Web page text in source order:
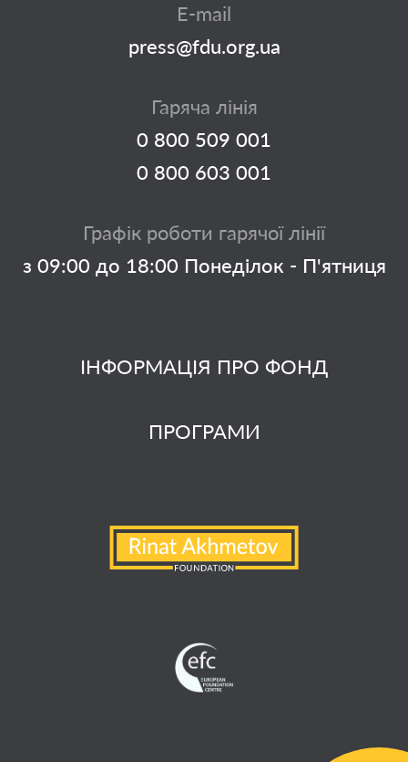
ІНФОРМАЦІЯ ПРО ФОНД
ПРОГРАМИ
E-mail
press@fdu.org.ua
Гаряча лінія
0 800 509 001
0 800 603 001
Графік роботи гарячої лінії
з 09:00 до 18:00 Понеділок - П'ятниця